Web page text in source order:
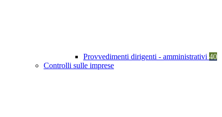
Provvedimenti dirigenti - amministrativi 40
Controlli sulle imprese